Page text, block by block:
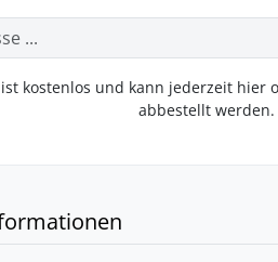
kostenlos und kann jederzeit hier
abbestellt werden.